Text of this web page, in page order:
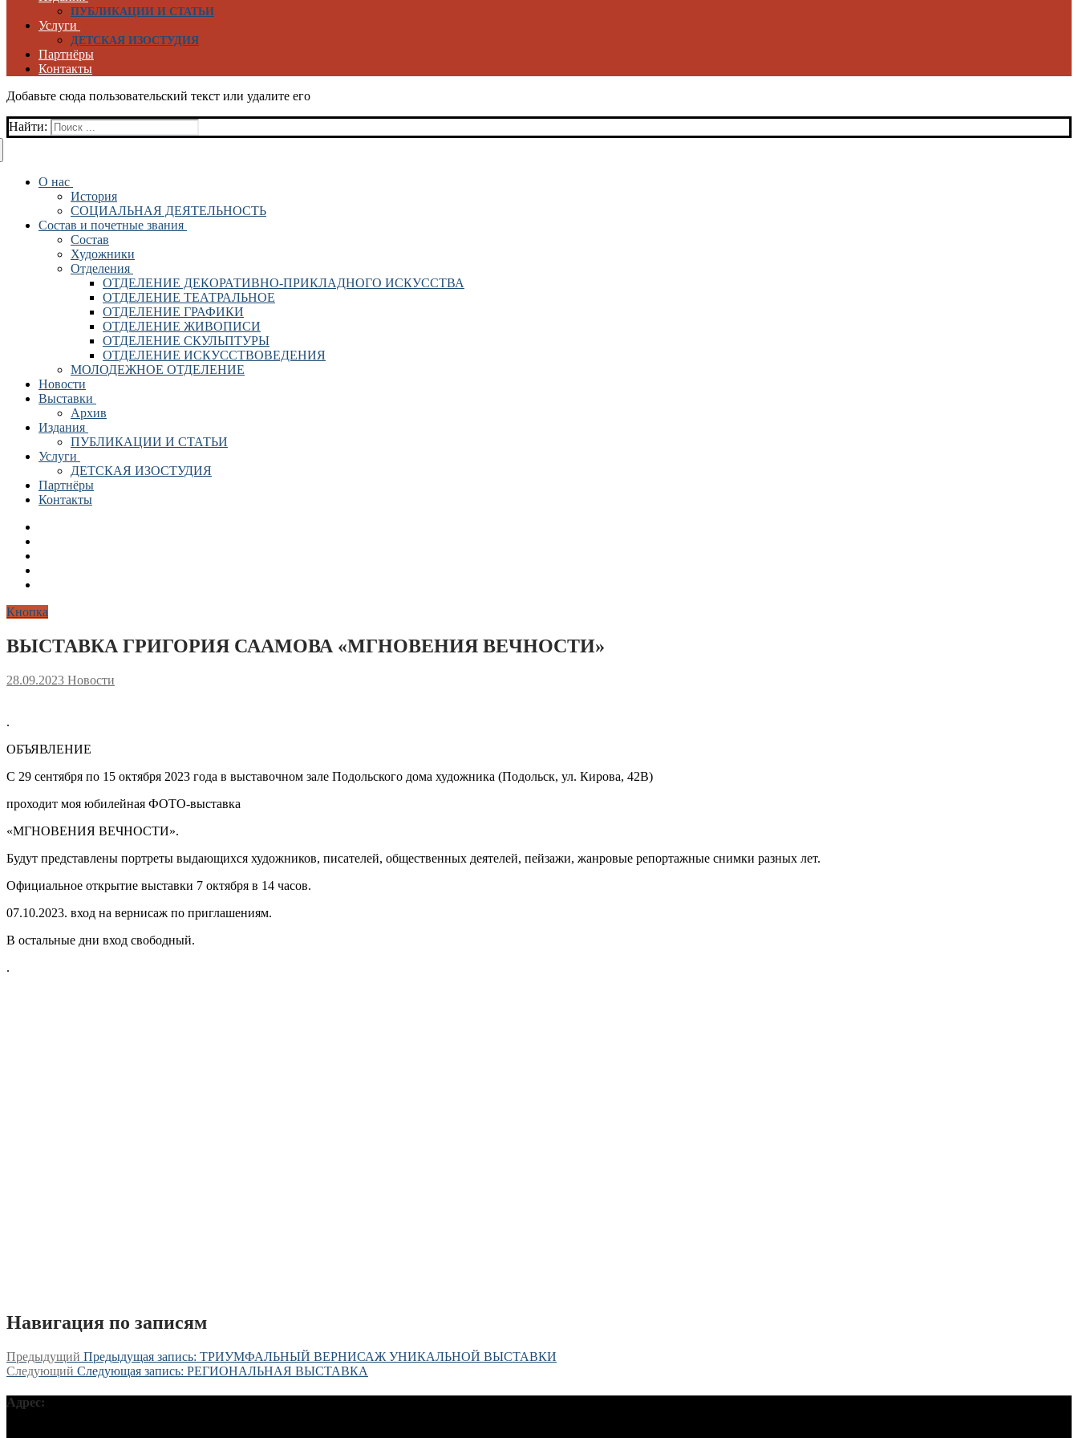
ПУБЛИКАЦИИ И СТАТЬИ
Услуги
ДЕТСКАЯ ИЗОСТУДИЯ
Партнёры
Контакты
Добавьте сюда пользовательский текст или удалите его
Найти:
О нас
История
СОЦИАЛЬНАЯ ДЕЯТЕЛЬНОСТЬ
Состав и почетные звания
Состав
Художники
Отделения
ОТДЕЛЕНИЕ ДЕКОРАТИВНО-ПРИКЛАДНОГО ИСКУССТВА
ОТДЕЛЕНИЕ ТЕАТРАЛЬНОЕ
ОТДЕЛЕНИЕ ГРАФИКИ
ОТДЕЛЕНИЕ ЖИВОПИСИ
ОТДЕЛЕНИЕ СКУЛЬПТУРЫ
ОТДЕЛЕНИЕ ИСКУССТВОВЕДЕНИЯ
МОЛОДЕЖНОЕ ОТДЕЛЕНИЕ
Новости
Выставки
Архив
Издания
ПУБЛИКАЦИИ И СТАТЬИ
Услуги
ДЕТСКАЯ ИЗОСТУДИЯ
Партнёры
Контакты
Кнопка
ВЫСТАВКА ГРИГОРИЯ СААМОВА «МГНОВЕНИЯ ВЕЧНОСТИ»
28.09.2023 Новости
.
ОБЪЯВЛЕНИЕ
С 29 сентября по 15 октября 2023 года в выставочном зале Подольского дома художника (Подольск, ул. Кирова, 42В)
проходит моя юбилейная ФОТО-выставка
«МГНОВЕНИЯ ВЕЧНОСТИ».
Будут представлены портреты выдающихся художников, писателей, общественных деятелей, пейзажи, жанровые репортажные снимки разных лет.
Официальное открытие выставки 7 октября в 14 часов.
07.10.2023. вход на вернисаж по приглашениям.
В остальные дни вход свободный.
.
Навигация по записям
Предыдущий Предыдущая запись: ТРИУМФАЛЬНЫЙ ВЕРНИСАЖ УНИКАЛЬНОЙ ВЫСТАВКИ
Следующий Следующая запись: РЕГИОНАЛЬНАЯ ВЫСТАВКА
Адрес: